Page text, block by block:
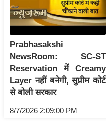
व
र्ल्ड
न्यू
ज
ब्री
फ
म
रं
Prabhasakshi
NewsRoom: SC-ST
Reservation में Creamy
Layer नहीं बनेगी, सुप्रीम कोर्ट
से बोली सरकार
8/7/2026 2:09:00 PM